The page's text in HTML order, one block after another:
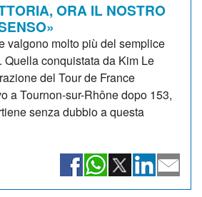
ORA IL NOSTRO
valgono molto più del semplice
Quella conquistata da Kim Le
del Tour de France
a Tournon-sur-Rhône dopo 153,
senza dubbio a questa